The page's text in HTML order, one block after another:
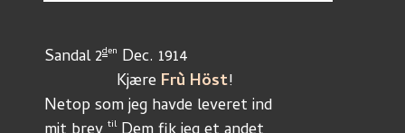
Sandal 2den Dec. 1914
	        Kjære
Frù Höst!
Netop som jeg havde leveret ind
til